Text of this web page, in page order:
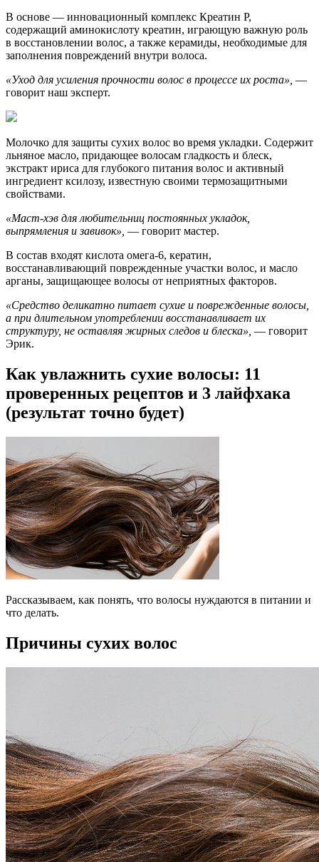
В основе — инновационный комплекс Креатин Р,
содержащий аминокислоту креатин, играющую важную роль
в восстановлении волос, а также керамиды, необходимые для
заполнения повреждений внутри волоса.
«Уход для усиления прочности волос в процессе их роста», —
говорит наш эксперт.
Молочко для защиты сухих волос во время укладки. Содержит
льняное масло, придающее волосам гладкость и блеск,
экстракт ириса для глубокого питания волос и активный
ингредиент ксилозу, известную своими термозащитными
свойствами.
«Маст-хэв для любительниц постоянных укладок,
выпрямления и завивок», — говорит мастер.
В состав входят кислота омега-6, кератин,
восстанавливающий поврежденные участки волос, и масло
арганы, защищающее волосы от неприятных факторов.
«Средство деликатно питает сухие и поврежденные волосы,
а при длительном употреблении восстанавливает их
структуру, не оставляя жирных следов и блеска», — говорит
Эрик.
Как увлажнить сухие волосы: 11
проверенных рецептов и 3 лайфхака
(результат точно будет)
Рассказываем, как понять, что волосы нуждаются в питании и
что делать.
Причины сухих волос